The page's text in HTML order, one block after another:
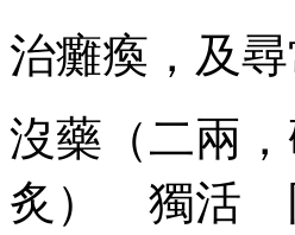
治癱瘓，及
沒藥（二兩
炙） 獨活